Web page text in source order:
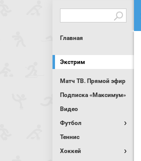
Главная
Экстрим
Матч ТВ. Прямой эфир
Подписка «Максимум»
Видео
Футбол
Теннис
Хоккей